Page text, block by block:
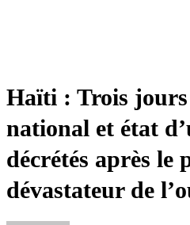
Haïti : Trois
national et état
décrétés après le
dévastateur de